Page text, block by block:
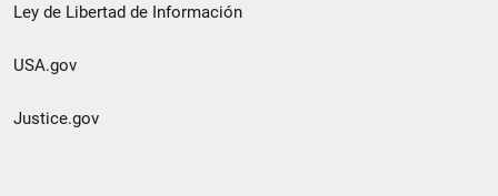
Ley de Libertad de Información
USA.gov
Justice.gov